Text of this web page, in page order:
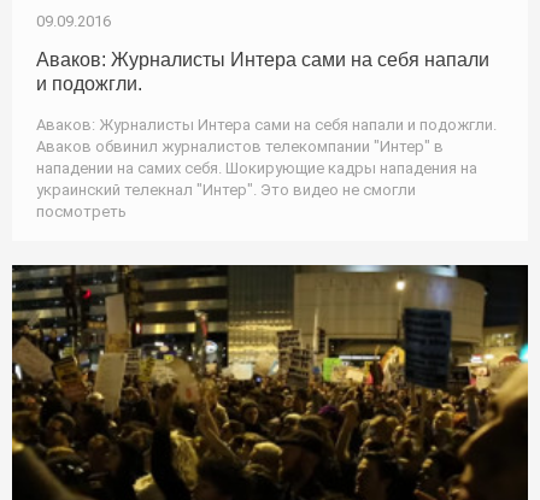
09.09.2016
Аваков: Журналисты Интера сами на себя напали
и подожгли.
Аваков: Журналисты Интера сами на себя напали и подожгли.
Аваков обвинил журналистов телекомпании "Интер" в
нападении на самих себя. Шокирующие кадры нападения на
украинский телекнал "Интер". Это видео не смогли
посмотреть